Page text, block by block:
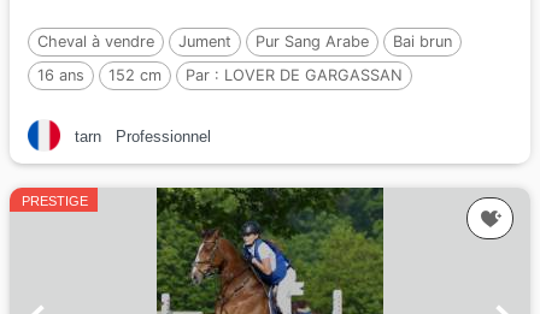
Cheval à vendre Jument Pur Sang Arabe
Bai brun
16 ans
152 cm Par : LOVER DE GARGASSAN
tarn Professionnel
PRESTIGE